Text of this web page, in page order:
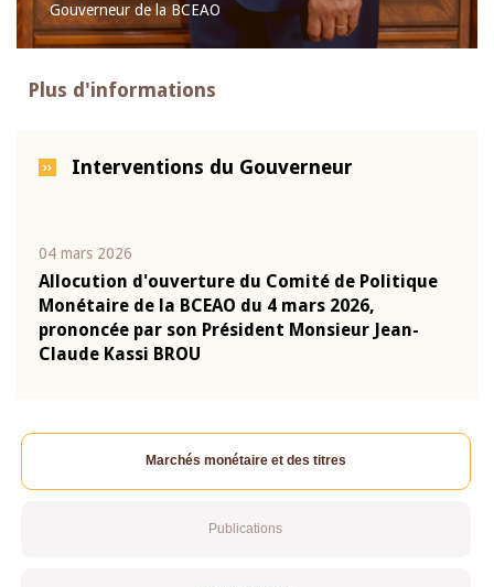
Gouverneur de la BCEAO
Plus d'informations
Interventions du Gouverneur
04 mars 2026
Allocution d'ouverture du Comité de Politique
Monétaire de la BCEAO du 4 mars 2026,
prononcée par son Président Monsieur Jean-
Claude Kassi BROU
Marchés monétaire et des titres
Publications